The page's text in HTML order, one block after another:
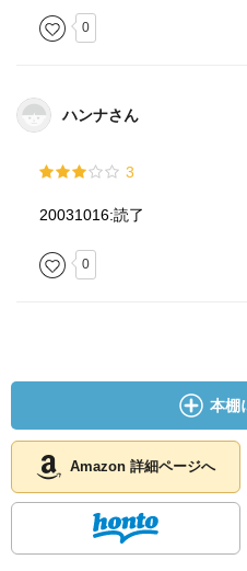
0
ハンナさん
3
20031016:読了
0
本棚
Amazon 詳細ページへ